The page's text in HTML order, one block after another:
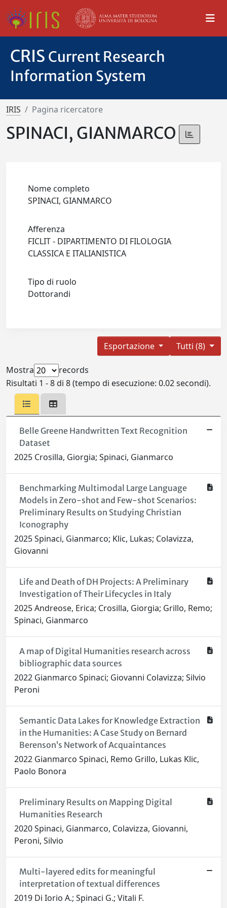
CRIS Current Research
Information System
IRIS Pagina ricercatore
SPINACI, GIANMARCO
Nome completo
SPINACI, GIANMARCO
Afferenza
FICLIT - DIPARTIMENTO DI FILOLOGIA
CLASSICA E ITALIANISTICA
Tipo di ruolo
Dottorandi
Tutti (8)
Esportazione
Mostra
records
Risultati 1 - 8 di 8 (tempo di esecuzione: 0.02 secondi).
Belle Greene Handwritten Text Recognition
Dataset
2025 Crosilla, Giorgia; Spinaci, Gianmarco
Benchmarking Multimodal Large Language
Models in Zero-shot and Few-shot Scenarios:
Preliminary Results on Studying Christian
Iconography
2025 Spinaci, Gianmarco; Klic, Lukas; Colavizza,
Giovanni
Life and Death of DH Projects: A Preliminary
Investigation of Their Lifecycles in Italy
2025 Andreose, Erica; Crosilla, Giorgia; Grillo, Remo;
Spinaci, Gianmarco
A map of Digital Humanities research across
bibliographic data sources
2022 Gianmarco Spinaci; Giovanni Colavizza; Silvio
Peroni
Semantic Data Lakes for Knowledge Extraction
in the Humanities: A Case Study on Bernard
Berenson’s Network of Acquaintances
2022 Gianmarco Spinaci, Remo Grillo, Lukas Klic,
Paolo Bonora
Preliminary Results on Mapping Digital
Humanities Research
2020 Spinaci, Gianmarco, Colavizza, Giovanni,
Peroni, Silvio
Multi-layered edits for meaningful
interpretation of textual differences
2019 Di Iorio A.; Spinaci G.; Vitali F.